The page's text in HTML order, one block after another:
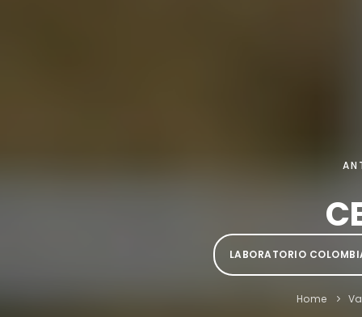
LABORATORIO
Home